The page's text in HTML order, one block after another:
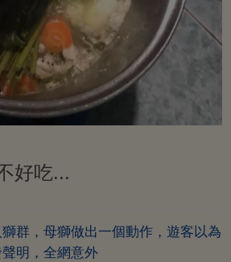
好吃...
群，母獅做出一個動作，遊客以為
明，全網意外